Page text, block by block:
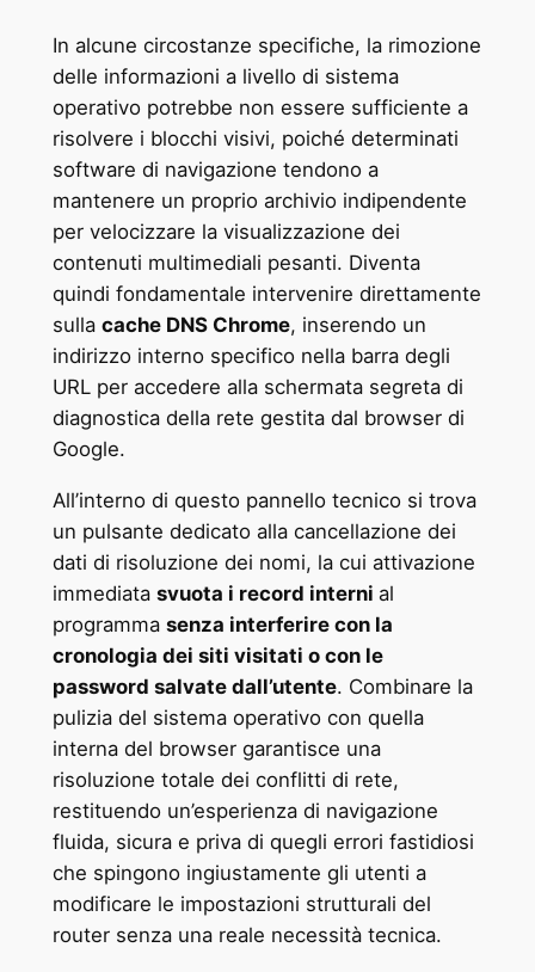
In alcune circostanze specifiche, la rimozione
delle informazioni a livello di sistema
operativo potrebbe non essere sufficiente a
risolvere i blocchi visivi, poiché determinati
software di navigazione tendono a
mantenere un proprio archivio indipendente
per velocizzare la visualizzazione dei
contenuti multimediali pesanti. Diventa
quindi fondamentale intervenire direttamente
sulla cache DNS Chrome, inserendo un
indirizzo interno specifico nella barra degli
URL per accedere alla schermata segreta di
diagnostica della rete gestita dal browser di
Google.
All’interno di questo pannello tecnico si trova
un pulsante dedicato alla cancellazione dei
dati di risoluzione dei nomi, la cui attivazione
immediata svuota i record interni al
programma senza interferire con la
cronologia dei siti visitati o con le
password salvate dall’utente. Combinare la
pulizia del sistema operativo con quella
interna del browser garantisce una
risoluzione totale dei conflitti di rete,
restituendo un’esperienza di navigazione
fluida, sicura e priva di quegli errori fastidiosi
che spingono ingiustamente gli utenti a
modificare le impostazioni strutturali del
router senza una reale necessità tecnica.